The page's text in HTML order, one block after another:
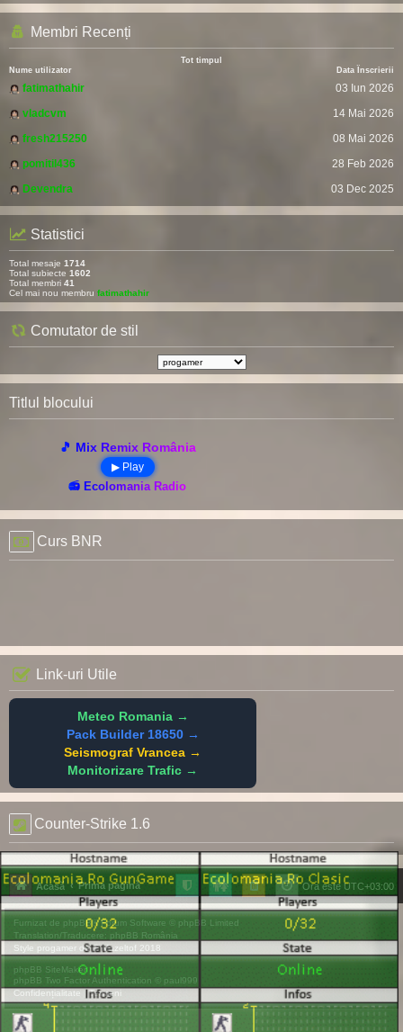
Membri Recenți
Tot timpul
Nume utilizator
Data Înscrierii
fatimathahir
03 Iun 2026
vladcvm
14 Mai 2026
fresh215250
08 Mai 2026
pomitil436
28 Feb 2026
Devendra
03 Dec 2025
Statistici
Total mesaje 1714
Total subiecte 1602
Total membri 41
Cel mai nou membru fatimathahir
Comutator de stil
Titlul blocului
🎵 Mix Remix România
▶ Play
📻 Ecolomania Radio
Curs BNR
Link-uri Utile
Meteo Romania →
Pack Builder 18650 →
Seismograf Vrancea →
Monitorizare Trafic →
Counter-Strike 1.6
Acasă Prima pagină Ora este UTC+03:00
Furnizat de phpBB® Forum Software © phpBB Limited
Translation/Traducere: phpBB România
Style progamer de ©Mazeltof 2018
phpBB SiteMaker
phpBB Two Factor Authentication © paul999
Confidențialitate |Termeni